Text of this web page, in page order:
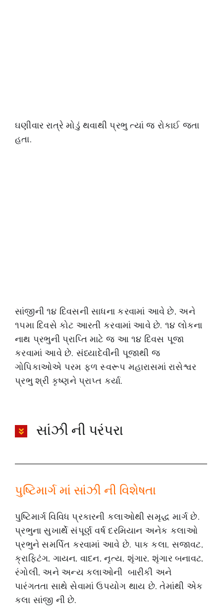
ઘણીવાર રાત્રે મોડું થવાથી પ્રભુ ત્યાં જ રોકાઈ જતા
હતા.
સાંજીની ૧૪ દિવસની સાધના કરવામાં આવે છે, અને
૧૫મા દિવસે કોટ આરતી કરવામાં આવે છે. ૧૪ લોકના
નાથ પ્રભુની પ્રાપ્તિ માટે જ આ ૧૪ દિવસ પૂજા
કરવામાં આવે છે. સંધ્યાદેવીની પૂજાથી જ
ગોપિકાઓએ પરમ ફળ સ્વરૂપ મહારાસમાં રાસેશ્વર
પ્રભુ શ્રી કૃષ્ણને પ્રાપ્ત કર્યા.
સાંઝી ની પરંપરા
પુષ્ટિમાર્ગ માં સાંઝી ની વિશેષતા
પુષ્ટિમાર્ગ વિવિધ પ્રકારની કલાઓથી સમૃદ્ધ માર્ગ છે.
પ્રભુના સુખાર્થે સંપૂર્ણ વર્ષ દરમિયાન અનેક કલાઓ
પ્રભુને સમર્પિત કરવામાં આવે છે. પાક કલા, સજાવટ,
ક્રાફ્ટિંગ, ગાયન, વાદન, નૃત્ય, શૃંગાર, શૃંગાર બનાવટ,
રંગોલી, અને અન્ય કલાઓની બારીકી અને
પારંગતતા સાથે સેવામાં ઉપયોગ થાય છે. તેમાંથી એક
કલા સાંજી ની છે.